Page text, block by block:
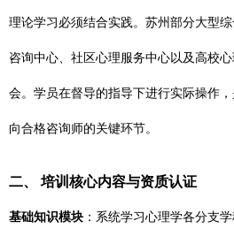
理论学习必须结合实践。苏州部分大型
咨询中心、社区心理服务中心以及高校
会。学员在督导的指导下进行实际操作
向合格咨询师的关键环节。
二、 培训核心内容与资质认证
基础知识模块 ：系统学习心理学各分支